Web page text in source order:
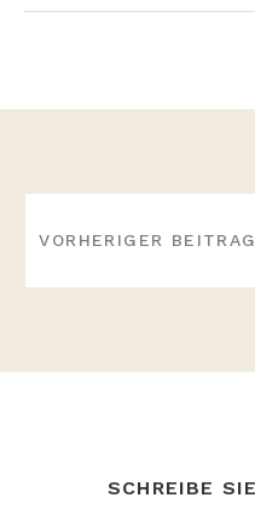
NAVIGATION
VORHERIGER BEITRAG
SCHREIBE